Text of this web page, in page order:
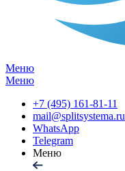
Меню
Меню
+7 (495) 161-81-11
mail@splitsystema.ru
WhatsApp
Telegram
Меню